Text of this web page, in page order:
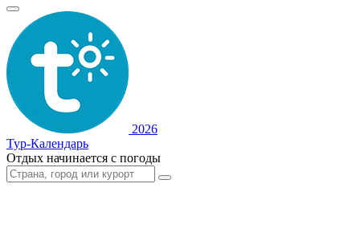
2026
Тур-Календарь
Отдых начинается с погоды